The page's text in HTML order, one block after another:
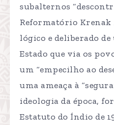
subalternos
Reformatório Krenak
lógico e deliberado
Estado que via os
um “empecilho ao
uma ameaça à
ideologia da época,
Estatuto do Índio de